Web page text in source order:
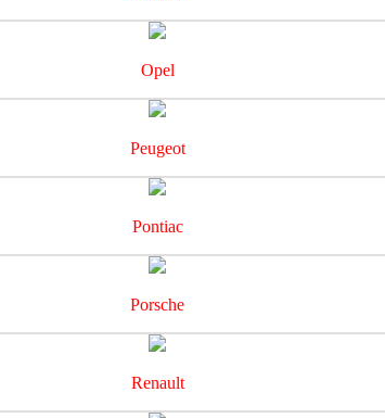
Opel
Peugeot
Pontiac
Porsche
Renault